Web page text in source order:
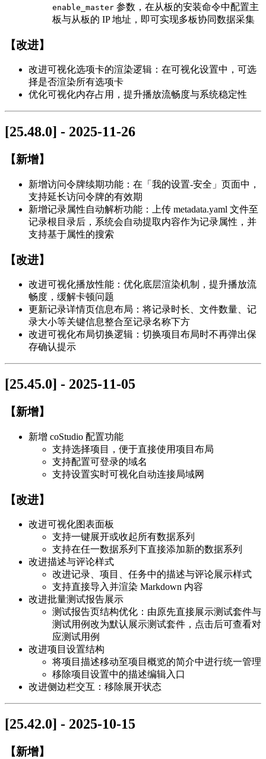
enable_master 参数，在从板的安装命令中配置主
板与从板的 IP 地址，即可实现多板协同数据采集
【改进】
改进可视化选项卡的渲染逻辑：在可视化设置中，可选
择是否渲染所有选项卡
优化可视化内存占用，提升播放流畅度与系统稳定性
[25.48.0] - 2025-11-26
【新增】
新增访问令牌续期功能：在「我的设置-安全」页面中，
支持延长访问令牌的有效期
新增记录属性自动解析功能：上传 metadata.yaml 文件至
记录根目录后，系统会自动提取内容作为记录属性，并
支持基于属性的搜索
【改进】
改进可视化播放性能：优化底层渲染机制，提升播放流
畅度，缓解卡顿问题
更新记录详情页信息布局：将记录时长、文件数量、记
录大小等关键信息整合至记录名称下方
改进可视化布局切换逻辑：切换项目布局时不再弹出保
存确认提示
[25.45.0] - 2025-11-05
【新增】
新增 coStudio 配置功能
支持选择项目，便于直接使用项目布局
支持配置可登录的域名
支持设置实时可视化自动连接局域网
【改进】
改进可视化图表面板
支持一键展开或收起所有数据系列
支持在任一数据系列下直接添加新的数据系列
改进描述与评论样式
改进记录、项目、任务中的描述与评论展示样式
支持直接导入并渲染 Markdown 内容
改进批量测试报告展示
测试报告页结构优化：由原先直接展示测试套件与
测试用例改为默认展示测试套件，点击后可查看对
应测试用例
改进项目设置结构
将项目描述移动至项目概览的简介中进行统一管理
移除项目设置中的描述编辑入口
改进侧边栏交互：移除展开状态
[25.42.0] - 2025-10-15
【新增】